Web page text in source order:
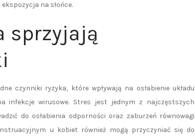
na słońce.
sprzyjają
czynniki ryzyka, które wpływają na osłabienie układu
infekcje wirusowe. Stres jest jednym z najczęstszych
do osłabienia odporności oraz zaburzeń równowagi
u kobiet również mogą przyczyniać się do